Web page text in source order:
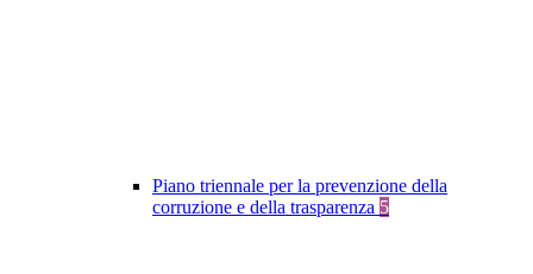
Piano triennale per la prevenzione della
corruzione e della trasparenza 5